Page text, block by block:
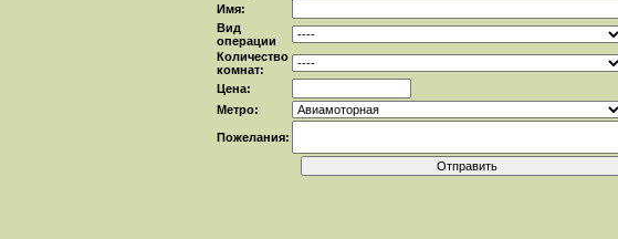
Имя:
Вид
операции
Количество
комнат:
Цена:
Метро:
Пожелания: